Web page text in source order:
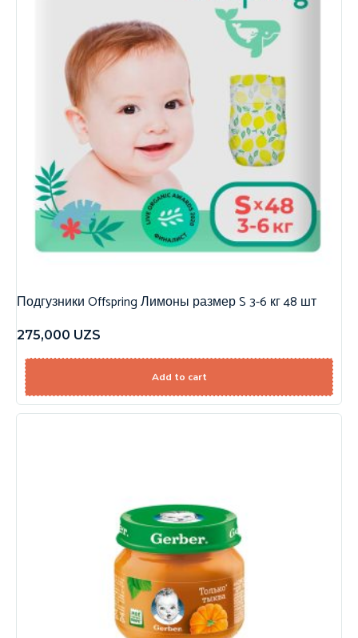
Подгузники Offspring Лимоны размер S 3-6 кг 48 шт
275,000 UZS
Add to cart